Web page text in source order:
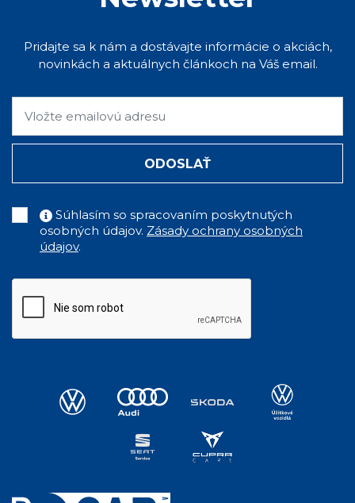
Pridajte sa k nám a dostávajte informácie o akciách,
novinkách a aktuálnych článkoch na Váš email.
ODOSLAŤ
Súhlasím so spracovaním poskytnutých
osobných údajov. Zásady ochrany osobných
údajov.